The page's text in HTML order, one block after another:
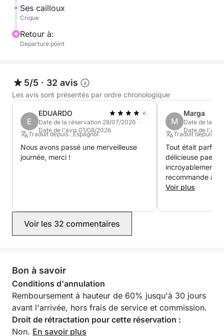
Ses cailloux
Crique
Retour à:
Departure point
5/5 · 32 avis
Les avis sont présentés par ordre chronologique
E
EDUARDO
Date de la réservation 28/07/2026 ·
Date de l'avis 01/08/2026
Traduit depuis : Espagnol
Nous avons passé une merveilleuse
journée, merci !
M
Marga
Date de la
Date de l'avis
Traduit depuis :
Tout était parfait
délicieuse paella
incroyablement
recommande à
Voir plus
Voir les 32 commentaires
Bon à savoir
Conditions d'annulation
Remboursement à hauteur de 60% jusqu'à 30 jours
avant l'arrivée, hors frais de service et commission.
Droit de rétractation pour cette réservation :
Non. En savoir plus